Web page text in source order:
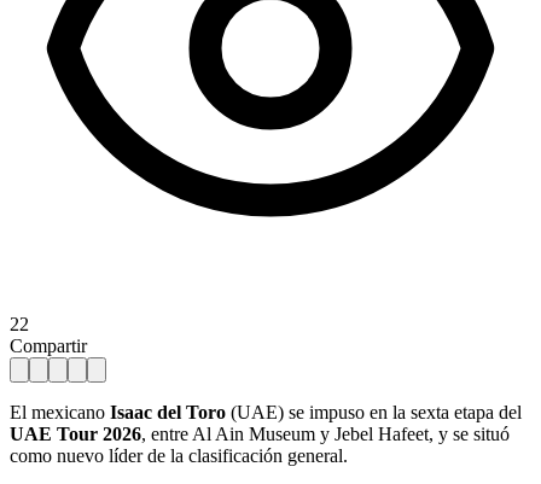
22
Compartir
El mexicano Isaac del Toro (UAE) se impuso en la sexta etapa del
UAE Tour 2026, entre Al Ain Museum y Jebel Hafeet, y se situó
como nuevo líder de la clasificación general.